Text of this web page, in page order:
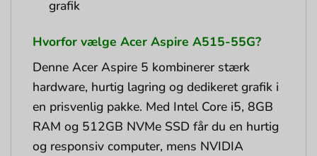
grafik
Hvorfor vælge Acer Aspire A515-55G?
Denne Acer Aspire 5 kombinerer stærk
hardware, hurtig lagring og dedikeret grafik i
en prisvenlig pakke. Med Intel Core i5, 8GB
RAM og 512GB NVMe SSD får du en hurtig
og responsiv computer, mens NVIDIA